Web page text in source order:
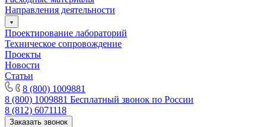
Направления деятельности
Проектирование лабораторий
Техническое сопровождение
Проекты
Новости
Статьи
8 (800) 1009881
8 (800) 1009881 Бесплатный звонок по России
8 (812) 6071118
Заказать звонок